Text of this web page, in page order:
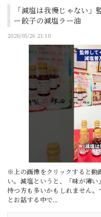
「減塩は我慢じゃない
ー餃子の減塩ラー油
2026/05/26 21:10
※上の画像をクリックすると動
い。減塩というと、「味が薄
持つ方も多いかもしれません
とお話する中で...